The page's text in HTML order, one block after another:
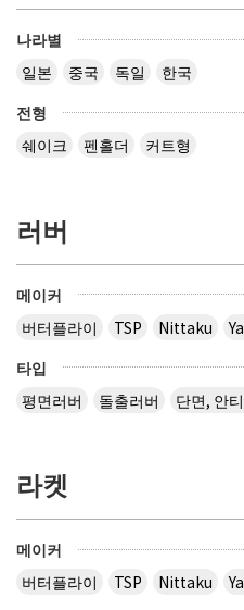
나라별
일본
중국 독일
한국
전형
쉐이크
펜홀더 커트형
러버
메이커
버터플라이
TSP Nittaku
타입
평면러버
돌출러버 단면, 안
라켓
메이커
버터플라이
TSP Nittaku